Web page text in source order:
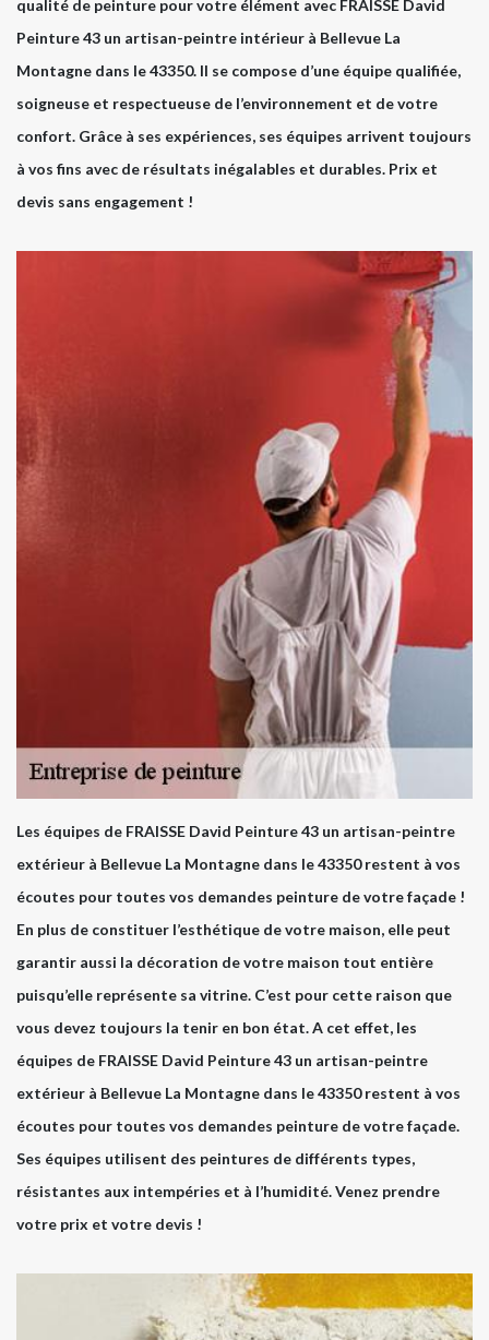
qualité de peinture pour votre élément avec FRAISSE David
Peinture 43 un artisan-peintre intérieur à Bellevue La
Montagne dans le 43350. Il se compose d’une équipe qualifiée,
soigneuse et respectueuse de l’environnement et de votre
confort. Grâce à ses expériences, ses équipes arrivent toujours
à vos fins avec de résultats inégalables et durables. Prix et
devis sans engagement !
Les équipes de FRAISSE David Peinture 43 un artisan-peintre
extérieur à Bellevue La Montagne dans le 43350 restent à vos
écoutes pour toutes vos demandes peinture de votre façade !
En plus de constituer l’esthétique de votre maison, elle peut
garantir aussi la décoration de votre maison tout entière
puisqu’elle représente sa vitrine. C’est pour cette raison que
vous devez toujours la tenir en bon état. A cet effet, les
équipes de FRAISSE David Peinture 43 un artisan-peintre
extérieur à Bellevue La Montagne dans le 43350 restent à vos
écoutes pour toutes vos demandes peinture de votre façade.
Ses équipes utilisent des peintures de différents types,
résistantes aux intempéries et à l’humidité. Venez prendre
votre prix et votre devis !